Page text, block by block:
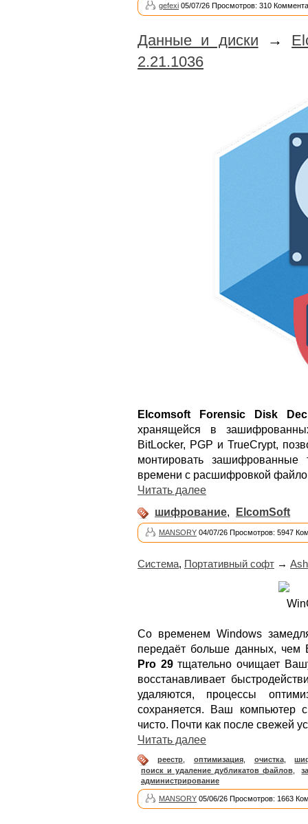
gefexi 05/07/26 Просмотров: 310
Данные и диски →
2.21.1036
Elcomsoft Forensic Disk
хранящейся в
BitLocker, PGP и TrueCrypt,
монтировать
времени с расшифровкой
Читать далее
шифрование, ElcomSoft
MANSORY 04/07/26 Просмотров: 5947
Система, Портативный софт →
Со временем Windows
передаёт больше данных,
Pro 29тщательно очищает
восстанавливает
удаляются, процессы
сохраняется. Ваш компьютер
чисто. Почти как после свежей
Читать далее
реестр, оптимизация, очистка,
поиск и удаление дубликатов файлов,
администрирование
MANSORY 05/06/26 Просмотров: 1663